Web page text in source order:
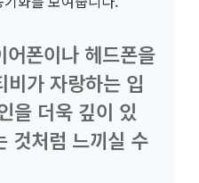
폰이나 헤드폰을
비가 자랑하는 입
을 더욱 깊이 있
것처럼 느끼실 수